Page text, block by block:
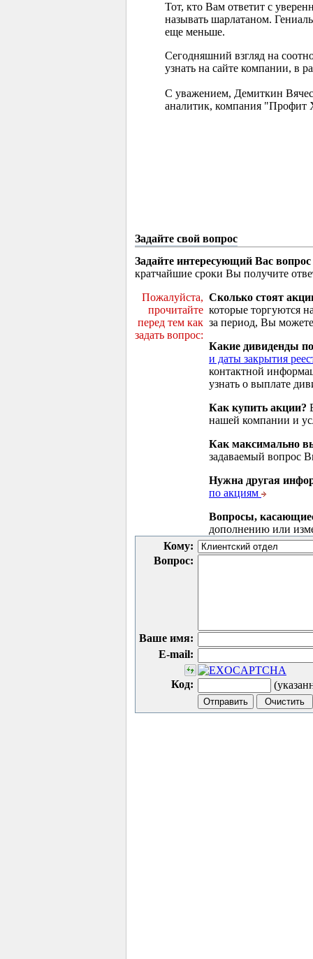
Тот, кто Вам ответит с
называть шарлатаном.
еще меньше.
Сегодняшний взгляд на
узнать на сайте компании, в
С уважением, Демиткин
аналитик, компания "Профит
Задайте свой вопрос
Задайте интересующий Вас вопрос
кратчайшие сроки Вы получите
Пожалуйста,
прочитайте
перед тем как
задать вопрос:
Сколько стоят
которые торгуются
за период, Вы
Какие дивиденды
и даты закрытия
контактной
узнать о выплате
Как купить акции?
нашей компании и
Как максимально
задаваемый вопрос
Нужна другая
по акциям
Вопросы,
дополнению или
Кому:
Вопрос:
Ваше имя:
E-mail:
Код: